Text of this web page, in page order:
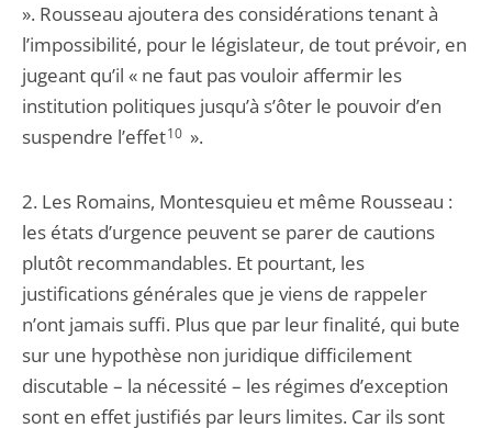
». Rousseau ajoutera des considérations tenant à
l’impossibilité, pour le législateur, de tout prévoir, en
jugeant qu’il « ne faut pas vouloir affermir les
institution politiques jusqu’à s’ôter le pouvoir d’en
suspendre l’effet10».
2. Les Romains, Montesquieu et même Rousseau :
les états d’urgence peuvent se parer de cautions
plutôt recommandables. Et pourtant, les
justifications générales que je viens de rappeler
n’ont jamais suffi. Plus que par leur finalité, qui bute
sur une hypothèse non juridique difficilement
discutable – la nécessité – les régimes d’exception
sont en effet justifiés par leurs limites. Car ils sont